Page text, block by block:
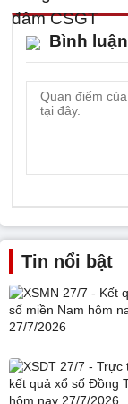
Bình luận
Tin nổi bật